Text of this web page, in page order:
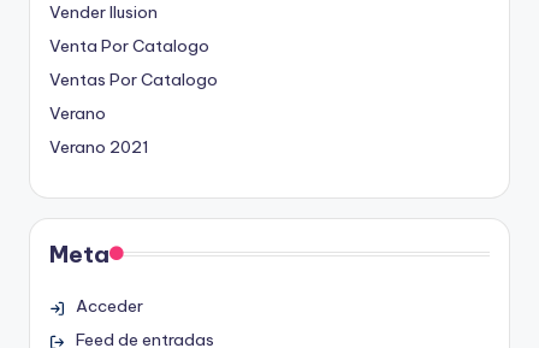
Vender Ilusion
Venta Por Catalogo
Ventas Por Catalogo
Verano
Verano 2021
Meta
Acceder
Feed de entradas